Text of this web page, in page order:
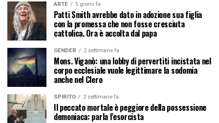
ARTE 5 giorni fa
Patti Smith avrebbe dato in adozione sua figlia
con la promessa che non fosse cresciuta
cattolica. Ora è accolta dal papa
GENDER 2 settimane fa
Mons. Viganò: una lobby di pervertiti incistata nel
corpo ecclesiale vuole legittimare la sodomia
anche nel Clero
SPIRITO 2 settimane fa
Il peccato mortale è peggiore della possessione
demoniaca: parla l’esorcista